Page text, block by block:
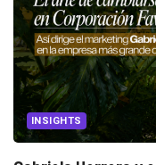
INSIGHTS